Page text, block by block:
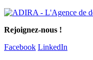
Rejoignez-nous !
Facebook LinkedIn